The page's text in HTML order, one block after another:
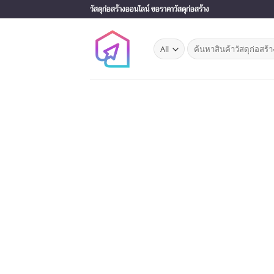
to
วัสดุก่อสร้างออนไลน์ ขอราคาวัสดุก่อสร้าง
Search
for: